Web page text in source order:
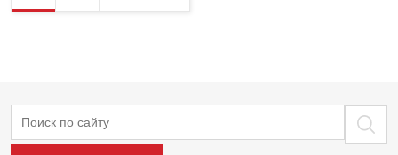
страница
Поиск